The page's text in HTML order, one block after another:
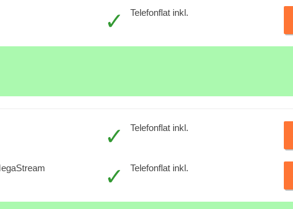
Telefonflat inkl.
Telefonflat inkl.
Telefonflat inkl.